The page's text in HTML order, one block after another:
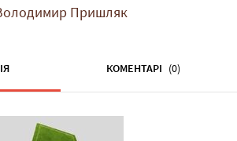
Пришляк
КОМЕНТАРІ (0)